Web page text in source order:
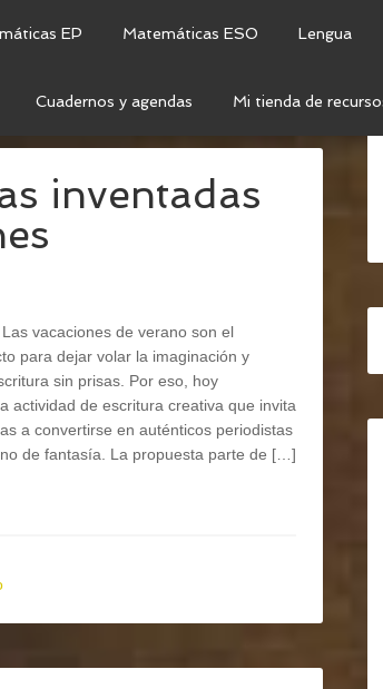
EP Matemáticas ESO Lengua
Cuadernos y agendas Mi tienda de
inventadas
Las vacaciones de verano son el
para dejar volar la imaginación y
sin prisas. Por eso, hoy
actividad de escritura creativa que invita
a convertirse en auténticos periodistas
de fantasía. La propuesta parte de […]